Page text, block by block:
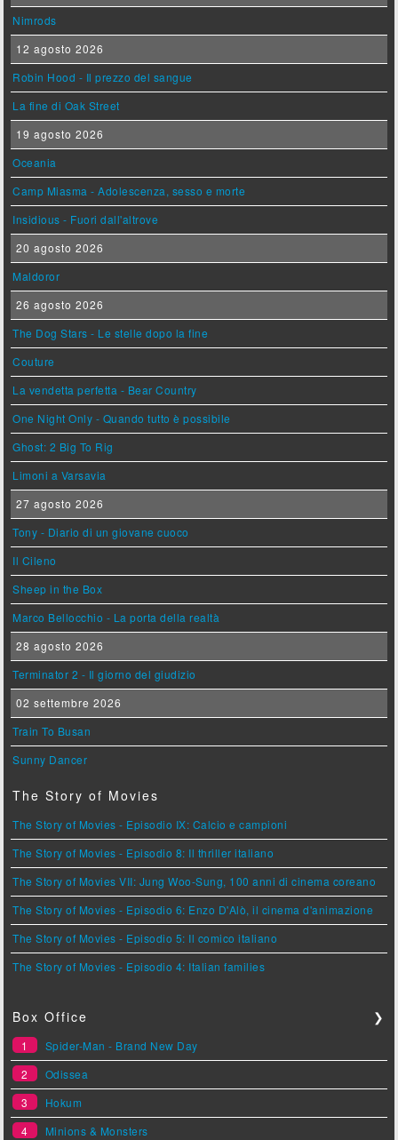
Nimrods
12 agosto 2026
Robin Hood - Il prezzo del sangue
La fine di Oak Street
19 agosto 2026
Oceania
Camp Miasma - Adolescenza, sesso e morte
Insidious - Fuori dall'altrove
20 agosto 2026
Maldoror
26 agosto 2026
The Dog Stars - Le stelle dopo la fine
Couture
La vendetta perfetta - Bear Country
One Night Only - Quando tutto è possibile
Ghost: 2 Big To Rig
Limoni a Varsavia
27 agosto 2026
Tony - Diario di un giovane cuoco
Il Cileno
Sheep in the Box
Marco Bellocchio - La porta della realtà
28 agosto 2026
Terminator 2 - Il giorno del giudizio
02 settembre 2026
Train To Busan
Sunny Dancer
The Story of Movies
The Story of Movies - Episodio IX: Calcio e campioni
The Story of Movies - Episodio 8: Il thriller italiano
The Story of Movies VII: Jung Woo-Sung, 100 anni di cinema coreano
The Story of Movies - Episodio 6: Enzo D'Alò, il cinema d'animazione
The Story of Movies - Episodio 5: Il comico italiano
The Story of Movies - Episodio 4: Italian families
Box Office ❯
1
Spider-Man - Brand New Day
2
Odissea
3
Hokum
4
Minions & Monsters